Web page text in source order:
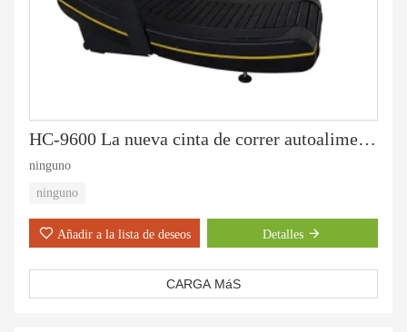
HC-9600 La nueva cinta de correr autoalimentada
ninguno
ninguno
Añadir a la lista de deseos Detalles
CARGA MáS